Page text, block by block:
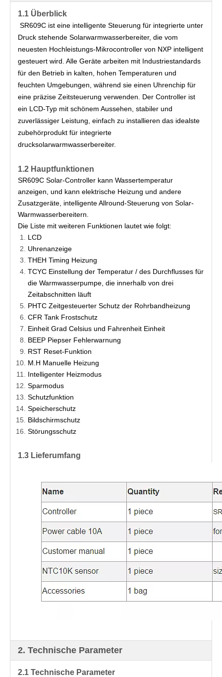
1.1 Überblick
SR609C ist eine intelligente Steuerung für integrierte unter
Druck stehende Solarwarmwasserbereiter, die vom
neuesten Hochleistungs-Mikrocontroller von NXP intelligent
gesteuert wird. Alle Geräte arbeiten mit Industriestandards
für den Betrieb in kalten, hohen Temperaturen und
feuchten Umgebungen, während sie einen Uhrenchip für
eine präzise Zeitsteuerung verwenden. Der Controller ist
ein LCD-Typ mit schönem Aussehen, stabiler und
zuverlässiger Leistung, einfach zu installieren das idealste
zubehörprodukt für integrierte
drucksolarwarmwasserbereiter.
1.2 Hauptfunktionen
SR609C Solar-Controller kann Wassertemperatur
anzeigen, und kann elektrische Heizung und andere
Zusatzgeräte, intelligente Allround-Steuerung von Solar-
Warmwasserbereitern.
Die Liste mit weiteren Funktionen lautet wie folgt:
LCD
Uhrenanzeige
THEH Timing Heizung
TCYC Einstellung der Temperatur / des Durchflusses für
die Warmwasserpumpe, die innerhalb von drei
Zeitabschnitten läuft
PHTC Zeitgesteuerter Schutz der Rohrbandheizung
CFR Tank Frostschutz
Einheit Grad Celsius und Fahrenheit Einheit
BEEP Piepser Fehlerwarnung
RST Reset-Funktion
M.H Manuelle Heizung
Intelligenter Heizmodus
Sparmodus
Schutzfunktion
Speicherschutz
Bildschirmschutz
Störungsschutz
1.3 Lieferumfang
2. Technische Parameter
2.1 Technische Parameter